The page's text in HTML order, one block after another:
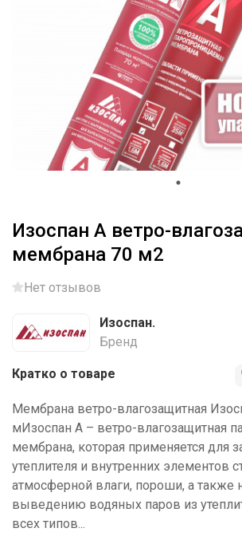
Изоспан А ветро-
мембрана 70 м2
Нет отзывов
Изоспан.
Бренд
Кратко о товаре
Мембрана ветро-влагозащитная
мИзоспан А – ветро-влагозащитная
мембрана, которая применяется для
утеплителя и внутренних элементов
атмосферной влаги, пороши, а также
выведению водяных паров из
всех типов...